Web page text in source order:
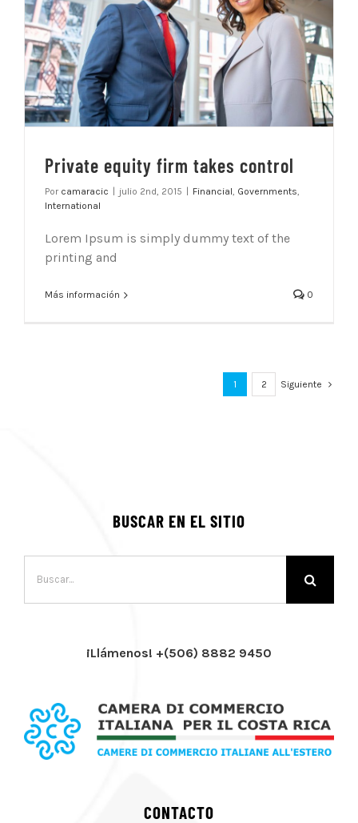
Private equity firm takes control
Por camaracic | julio 2nd, 2015 | Financial, Governments,
International
Lorem Ipsum is simply dummy text of the
printing and
Más información 0
1 2 Siguiente
BUSCAR EN EL SITIO
¡Llámenos! +(506) 8882 9450
CONTACTO